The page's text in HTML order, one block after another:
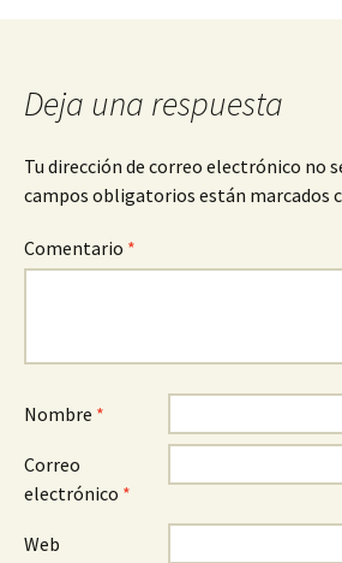
entradas
Deja una respuesta
Tu dirección de correo electrónico no
campos obligatorios están marcados
Comentario *
Nombre *
Correo
electrónico *
Web